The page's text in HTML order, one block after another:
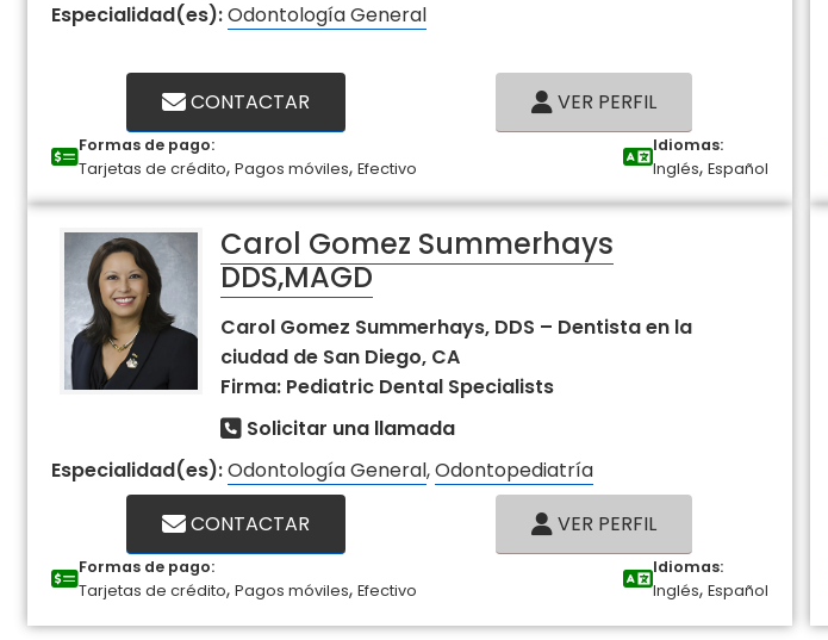
Especialidad(es):Odontología General
CONTACTAR VER PERFIL
Formas de pago:
Tarjetas de crédito, Pagos móviles, Efectivo
Idiomas:
Inglés, Español
Carol Gomez Summerhays
DDS,MAGD
Carol Gomez Summerhays, DDS – Dentista en la
ciudad de San Diego, CA
Firma: Pediatric Dental Specialists
Solicitar una llamada
Especialidad(es):Odontología General,Odontopediatría
CONTACTAR
VER PERFIL
Formas de pago:
Tarjetas de crédito, Pagos móviles, Efectivo
Idiomas:
Inglés, Español